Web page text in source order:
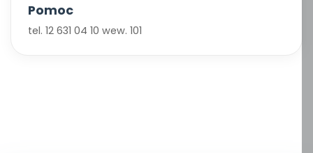
Pomoc
tel. 12 631 04 10 wew. 101